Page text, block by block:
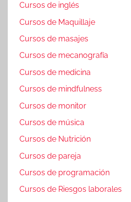
Cursos de inglés
Cursos de Maquillaje
Cursos de masajes
Cursos de mecanografía
Cursos de medicina
Cursos de mindfulness
Cursos de monitor
Cursos de música
Cursos de Nutrición
Cursos de pareja
Cursos de programación
Cursos de Riesgos laborales